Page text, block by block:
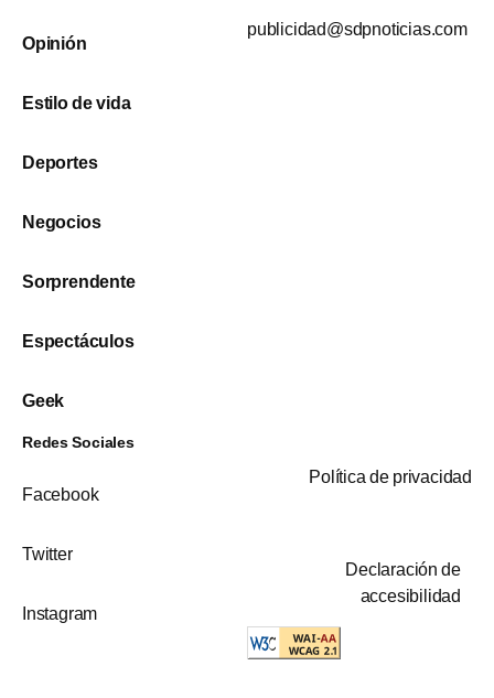
Opinión
Estilo de vida
Deportes
Negocios
Sorprendente
Espectáculos
Geek
publicidad@sdpnoticias.com
Redes Sociales
Facebook
Twitter
Instagram
Política de privacidad
Declaración de
accesibilidad